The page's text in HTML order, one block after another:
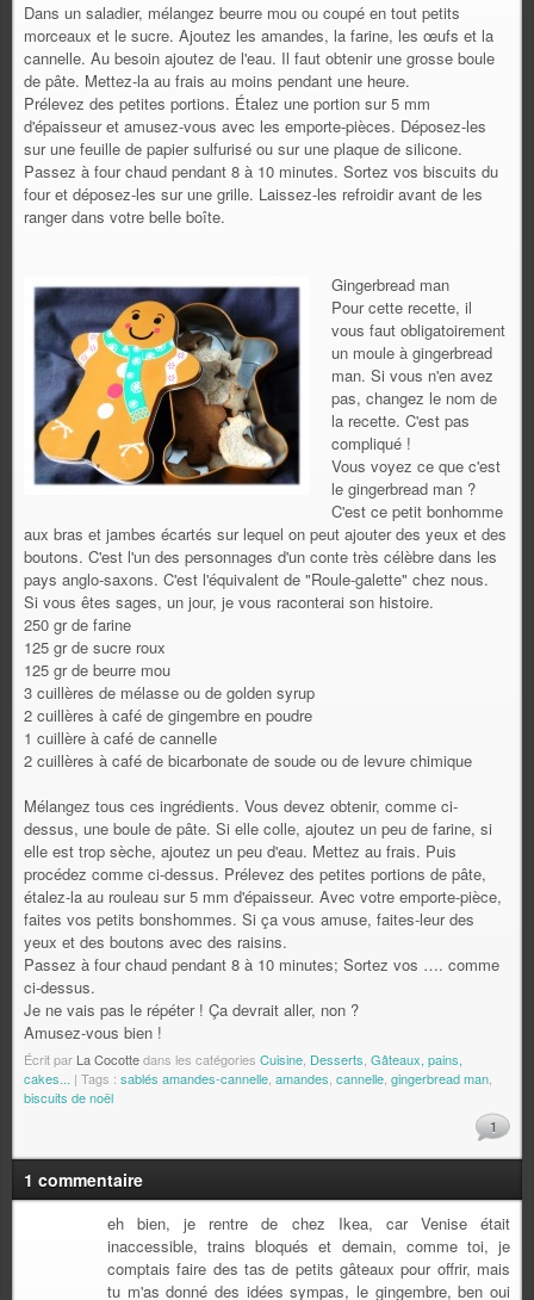
Dans un saladier, mélangez beurre mou ou coupé en tout petits
morceaux et le sucre. Ajoutez les amandes, la farine, les œufs et la
cannelle. Au besoin ajoutez de l'eau. Il faut obtenir une grosse boule
de pâte. Mettez-la au frais au moins pendant une heure.
Prélevez des petites portions. Étalez une portion sur 5 mm
d'épaisseur et amusez-vous avec les emporte-pièces. Déposez-les
sur une feuille de papier sulfurisé ou sur une plaque de silicone.
Passez à four chaud pendant 8 à 10 minutes. Sortez vos biscuits du
four et déposez-les sur une grille. Laissez-les refroidir avant de les
ranger dans votre belle boîte.
Gingerbread man
Pour cette recette, il
vous faut obligatoirement
un moule à gingerbread
man. Si vous n'en avez
pas, changez le nom de
la recette. C'est pas
compliqué !
Vous voyez ce que c'est
le gingerbread man ?
C'est ce petit bonhomme
aux bras et jambes écartés sur lequel on peut ajouter des yeux et des
boutons. C'est l'un des personnages d'un conte très célèbre dans les
pays anglo-saxons. C'est l'équivalent de "Roule-galette" chez nous.
Si vous êtes sages, un jour, je vous raconterai son histoire.
250 gr de farine
125 gr de sucre roux
125 gr de beurre mou
3 cuillères de mélasse ou de golden syrup
2 cuillères à café de gingembre en poudre
1 cuillère à café de cannelle
2 cuillères à café de bicarbonate de soude ou de levure chimique
Mélangez tous ces ingrédients. Vous devez obtenir, comme ci-
dessus, une boule de pâte. Si elle colle, ajoutez un peu de farine, si
elle est trop sèche, ajoutez un peu d'eau. Mettez au frais. Puis
procédez comme ci-dessus. Prélevez des petites portions de pâte,
étalez-la au rouleau sur 5 mm d'épaisseur. Avec votre emporte-pièce,
faites vos petits bonshommes. Si ça vous amuse, faites-leur des
yeux et des boutons avec des raisins.
Passez à four chaud pendant 8 à 10 minutes; Sortez vos …. comme
ci-dessus.
Je ne vais pas le répéter ! Ça devrait aller, non ?
Amusez-vous bien !
Écrit par La Cocottedans les catégories Cuisine Desserts Gâteaux, pains,
cakes... | Tags : sablés amandes-cannelle amandes cannelle gingerbread man
biscuits de noël
1
1 commentaire
eh bien, je rentre de chez Ikea, car Venise était
inaccessible, trains bloqués et demain, comme toi, je
comptais faire des tas de petits gâteaux pour offrir, mais
tu m'as donné des idées sympas, le gingembre, ben oui